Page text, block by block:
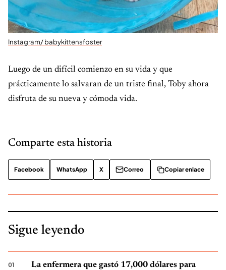
Instagram/ babykittensfoster
Luego de un difícil comienzo en su vida y que
prácticamente lo salvaran de un triste final, Toby ahora
disfruta de su nueva y cómoda vida.
Comparte esta historia
Facebook WhatsApp X Correo Copiar enlace
Sigue leyendo
La enfermera que gastó 17,000 dólares para